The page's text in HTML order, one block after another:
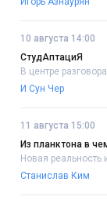
10 августа 14:00
СтудАптациЯ
В центре
И Сун Чер
11 августа 15:00
Из планктона в
Новая реальность
Станислав Ким